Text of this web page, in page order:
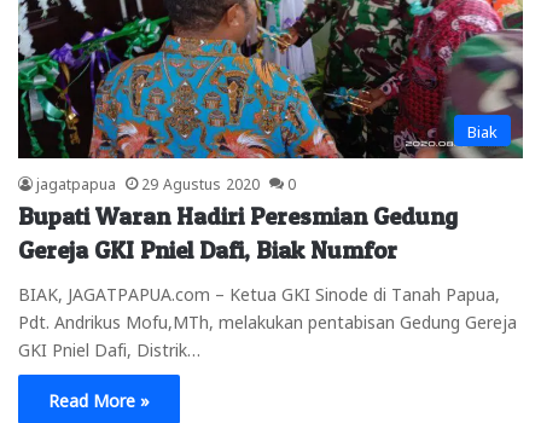
Biak
jagatpapua 29 Agustus 2020 0
Bupati Waran Hadiri Peresmian Gedung
Gereja GKI Pniel Dafi, Biak Numfor
BIAK, JAGATPAPUA.com – Ketua GKI Sinode di Tanah Papua,
Pdt. Andrikus Mofu,MTh, melakukan pentabisan Gedung Gereja
GKI Pniel Dafi, Distrik…
Read More »